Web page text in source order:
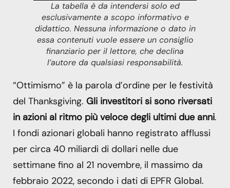
La tabella è da intendersi solo ed
esclusivamente a scopo informativo e
didattico. Nessuna informazione o dato in
essa contenuti vuole essere un consiglio
finanziario per il lettore, che declina
l’autore da qualsiasi responsabilità.
“Ottimismo” è la parola d’ordine per le festività
del Thanksgiving. Gli investitori si sono riversati
in azioni al ritmo più veloce degli ultimi due anni.
I fondi azionari globali hanno registrato afflussi
per circa 40 miliardi di dollari nelle due
settimane fino al 21 novembre, il massimo da
febbraio 2022, secondo i dati di EPFR Global.